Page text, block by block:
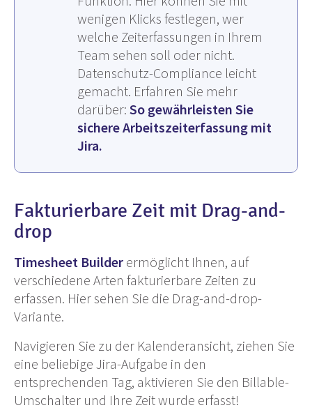
wenigen Klicks festlegen, wer
welche Zeiterfassungen in Ihrem
Team sehen soll oder nicht.
Datenschutz-Compliance leicht
gemacht. Erfahren Sie mehr
darüber: So gewährleisten Sie
sichere Arbeitszeiterfassung mit
Jira.
Fakturierbare Zeit mit Drag-and-
drop
Timesheet Builder ermöglicht Ihnen, auf
verschiedene Arten fakturierbare Zeiten zu
erfassen. Hier sehen Sie die Drag-and-drop-
Variante.
Navigieren Sie zu der Kalenderansicht, ziehen Sie
eine beliebige Jira-Aufgabe in den
entsprechenden Tag, aktivieren Sie den Billable-
Umschalter und Ihre Zeit wurde erfasst!